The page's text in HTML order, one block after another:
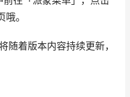
哦。
着版本内容持续更新，